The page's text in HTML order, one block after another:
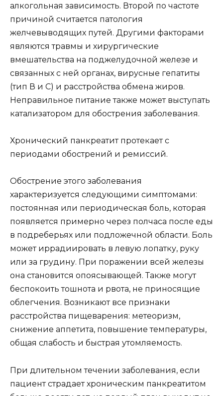
алкогольная зависимость. Второй по частоте
причиной считается патология
желчевыводящих путей. Другими факторами
являются травмы и хирургические
вмешательства на поджелудочной железе и
связанных с ней органах, вирусные гепатиты
(тип В и С) и расстройства обмена жиров.
Неправильное питание также может выступать
катализатором для обострения заболевания.
Хронический панкреатит протекает с
периодами обострений и ремиссий.
Обострение этого заболевания
характеризуется следующими симптомами:
постоянная или периодическая боль, которая
появляется примерно через полчаса после еды
в подреберьях или подложечной области. Боль
может иррадиировать в левую лопатку, руку
или за грудину. При поражении всей железы
она становится опоясывающей. Также могут
беспокоить тошнота и рвота, не приносящие
облегчения. Возникают все признаки
расстройства пищеварения: метеоризм,
снижение аппетита, повышение температуры,
общая слабость и быстрая утомляемость.
При длительном течении заболевания, если
пациент страдает хроническим панкреатитом